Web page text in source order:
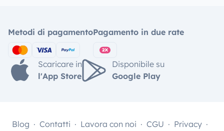
Metodi di pagamentoPagamento in due rate
Scaricare in
l'App Store
Disponibile su
Google Play
Blog Contatti Lavora con noi CGU Privacy